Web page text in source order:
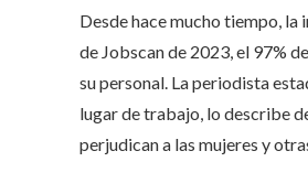
Desde hace mucho tiempo,
de Jobscan de 2023, el 97%
su personal. La periodista
lugar de trabajo, lo describe
perjudican a las mujeres y